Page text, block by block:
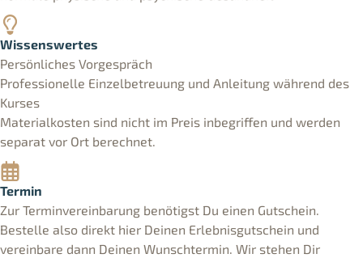
Wissenswertes
Persönliches Vorgespräch
Professionelle Einzelbetreuung und Anleitung während des
Kurses
Materialkosten sind nicht im Preis inbegriffen und werden
separat vor Ort berechnet.
Termin
Zur Terminvereinbarung benötigst Du einen Gutschein.
Bestelle also direkt hier Deinen Erlebnisgutschein und
vereinbare dann Deinen Wunschtermin. Wir stehen Dir